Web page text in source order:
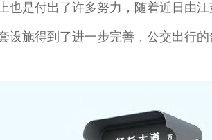
也是付出了许多努力，随着近日由
设施得到了进一步完善，公交出行的